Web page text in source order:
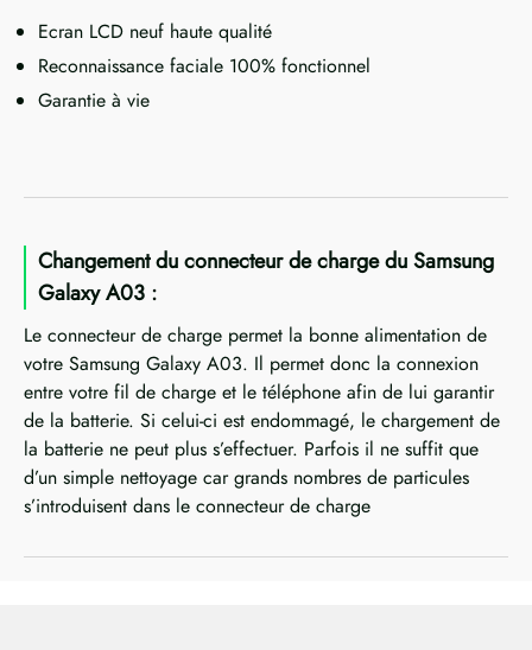
Ecran LCD neuf haute qualité
Reconnaissance faciale 100% fonctionnel
Garantie à vie
Changement du connecteur de charge du Samsung
Galaxy A03 :
Le connecteur de charge permet la bonne alimentation de
votre Samsung Galaxy A03. Il permet donc la connexion
entre votre fil de charge et le téléphone afin de lui garantir
de la batterie. Si celui-ci est endommagé, le chargement de
la batterie ne peut plus s’effectuer. Parfois il ne suffit que
d’un simple nettoyage car grands nombres de particules
s’introduisent dans le connecteur de charge